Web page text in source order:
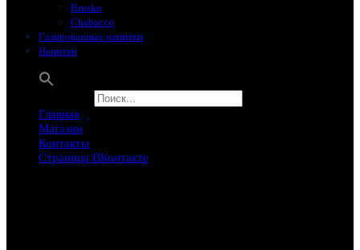
Brusko
Chabacco
Газированные напитки
Напитки
Главная
Магазин
Контакты
Страница ВКонтакте